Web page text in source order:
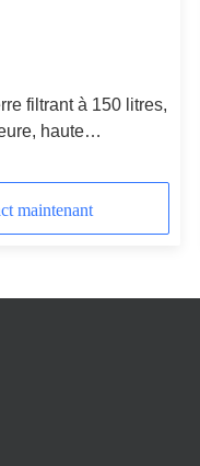
filtrant à 150 litres,
haute
maintenant